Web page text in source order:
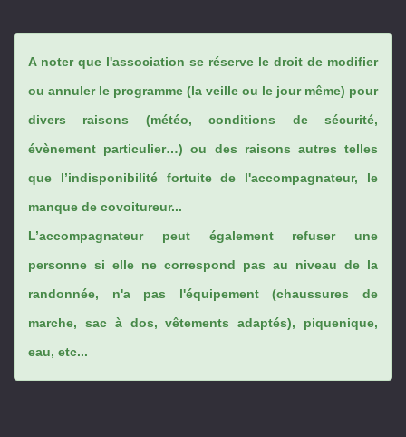
A noter que l'association se réserve le droit de modifier
ou annuler le programme (la veille ou le jour même) pour
divers raisons (météo, conditions de sécurité,
évènement particulier…) ou des raisons autres telles
que l’indisponibilité fortuite de l'accompagnateur, le
manque de covoitureur...
L’accompagnateur peut également refuser une
personne si elle ne correspond pas au niveau de la
randonnée, n'a pas l'équipement (chaussures de
marche, sac à dos, vêtements adaptés), piquenique,
eau, etc...